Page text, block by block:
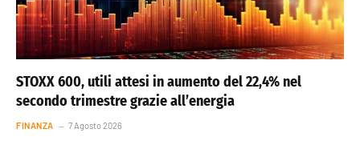
STOXX 600, utili attesi in aumento del 22,4% nel
secondo trimestre grazie all’energia
FINANZA 7 Agosto 2026